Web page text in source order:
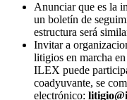
Anunciar que es la
un boletín de
estructura será
Invitar a
litigios en marcha
ILEX puede
coadyuvante, se
electrónico: